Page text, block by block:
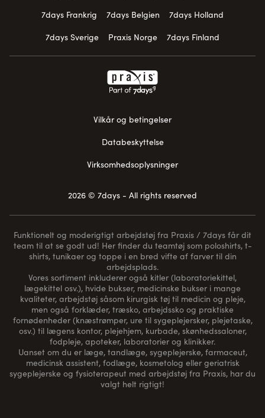
7days Frankrig
7days Belgien
7days Holland
7days Sverige
Praxis Norge 7days Finland
Vilkår og betingelser
Databeskyttelse
Virksomhedsoplysninger
2026 © 7days - All rights reserved
Funktionelt og moderigtigt arbejdstøj fra Praxis / 7days får dit
team til at se godt ud! Her finder du teamtøj som poloshirts, t-
shirts, tunikaer og toppe i en bred vifte af farver til din
arbejdsplads.
Vores sortiment inkluderer også kitler (laboratoriekittel,
lægekittel osv.), hvide bukser, medicinske bukser i mange
kvaliteter, arbejdstøj såsom kirurgisk tøj til medicin og pleje,
men også forklæder, træsko, arbejdssko og praktiske
fornødenheder (knæstrømper, ure til sygeplejersker, plejetaske,
osv.) til lægens kontor, plejehjem, kurbade, skønhedssaloner,
fodpleje, apoteker, laboratorier og klinikker.
Uanset om du er læge, tandlæge, sygeplejerske, farmaceut,
medicinsk assistent, fodlæge, kosmetolog eller geriatrisk
sygeplejerske og fysioterapeut med arbejdstøj fra Praxis, har du
valgt helt rigtigt!